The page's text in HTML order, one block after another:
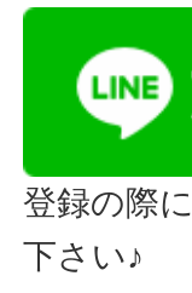
登録の際
下さい♪